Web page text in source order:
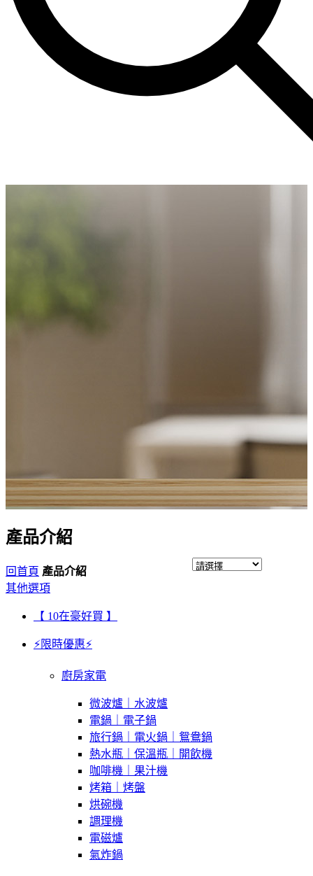
產品介紹
回首頁 產品介紹
其他選項
【 10在豪好買 】
⚡限時優惠⚡
廚房家電
微波爐｜水波爐
電鍋｜電子鍋
旅行鍋｜電火鍋｜鴛鴦鍋
熱水瓶｜保溫瓶｜開飲機
咖啡機｜果汁機
烤箱｜烤盤
烘碗機
調理機
電磁爐
氣炸鍋